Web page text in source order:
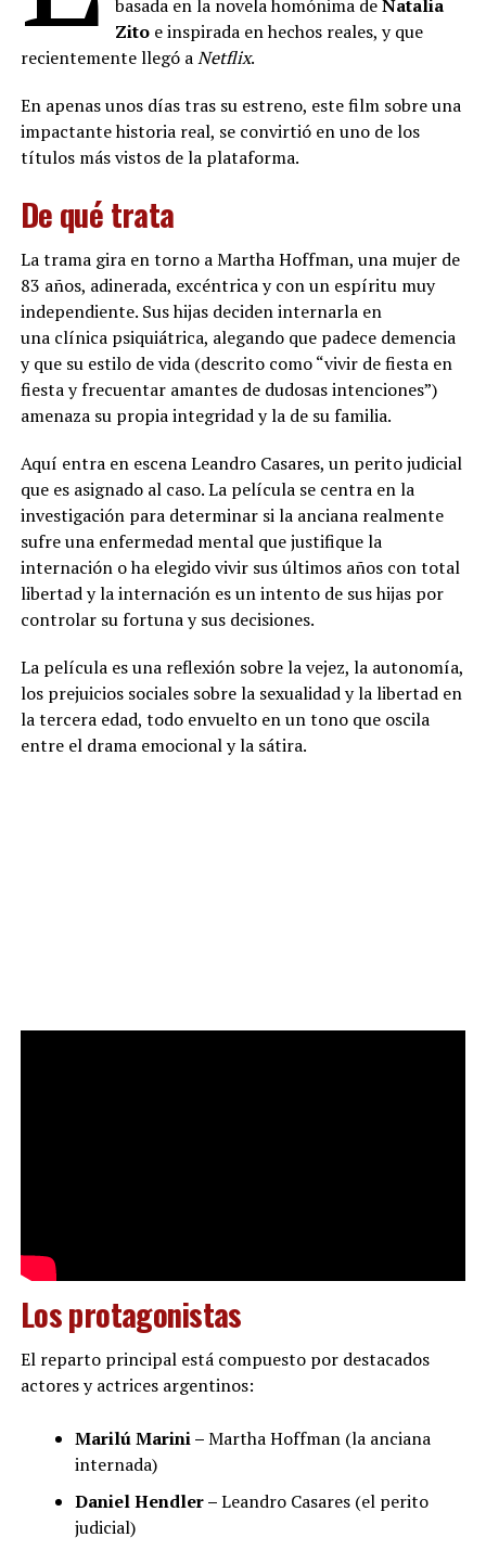
basada en la novela homónima deNatalia
Zito e inspirada en hechos reales, y que
recientemente llegó aNetflix.
En apenas unos días tras su estreno, este film sobre una
impactante historia real, se convirtió en uno de los
títulos más vistos de la plataforma.
De qué trata
La trama gira en torno a Martha Hoffman, una mujer de
83 años, adinerada, excéntrica y con un espíritu muy
independiente. Sus hijas deciden internarla en
una clínica psiquiátrica, alegando que padece demencia
y que su estilo de vida (descrito como “vivir de fiesta en
fiesta y frecuentar amantes de dudosas intenciones”)
amenaza su propia integridad y la de su familia.
Aquí entra en escena Leandro Casares, un perito judicial
que es asignado al caso. La película se centra en la
investigación para determinar si la anciana realmente
sufre una enfermedad mental que justifique la
internación o ha elegido vivir sus últimos años con total
libertad y la internación es un intento de sus hijas por
controlar su fortuna y sus decisiones.
La película es una reflexión sobre la vejez, la autonomía,
los prejuicios sociales sobre la sexualidad y la libertad en
la tercera edad, todo envuelto en un tono que oscila
entre el drama emocional y la sátira.
Los protagonistas
El reparto principal está compuesto por destacados
actores y actrices argentinos:
Marilú Marini –Martha Hoffman (la anciana
internada)
Daniel Hendler –Leandro Casares (el perito
judicial)